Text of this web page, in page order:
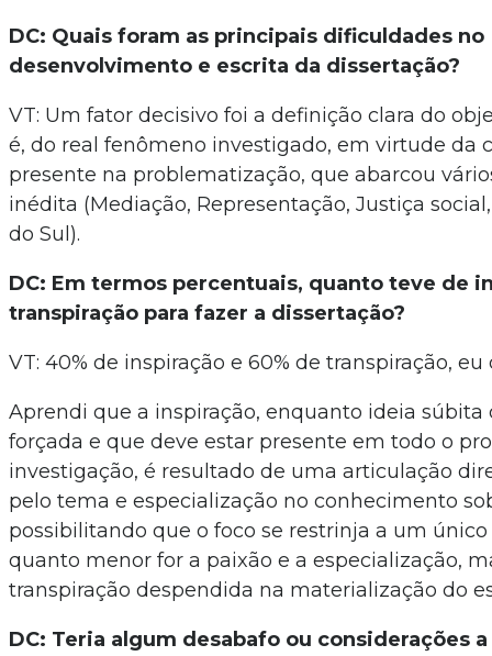
DC: Quais foram as principais dificuldades no
desenvolvimento e escrita da dissertação?
VT: Um fator decisivo foi a definição clara do
é, do real fenômeno investigado, em virtude da
presente na problematização, que abarcou
inédita (Mediação, Representação, Justiça
do Sul).
DC: Em termos percentuais, quanto teve de
transpiração para fazer a dissertação?
VT: 40% de inspiração e 60% de transpiração, eu
Aprendi que a inspiração, enquanto ideia súbita
forçada e que deve estar presente em todo o
investigação, é resultado de uma articulação
pelo tema e especialização no conhecimento
possibilitando que o foco se restrinja a um
quanto menor for a paixão e a especialização,
transpiração despendida na materialização do
DC: Teria algum desabafo ou considerações